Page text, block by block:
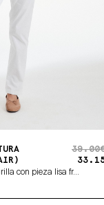
con pieza lisa fr...